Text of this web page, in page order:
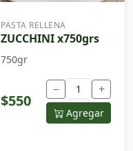
PASTA RELLENA
ZUCCHINI x750grs
750gr
$550
− +
Agregar